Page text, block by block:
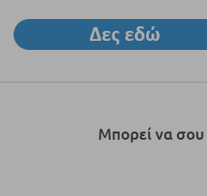
Μπορεί να σου